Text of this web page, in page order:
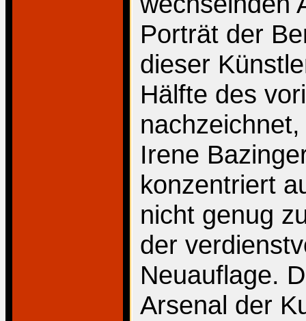
Porträt der
dieser
Hälfte des
Irene
konzentriert
nicht genug
der
Neuauflage.
Arsenal der